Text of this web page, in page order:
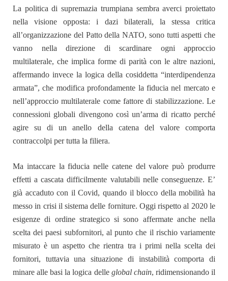
La politica di supremazia trumpiana sembra averci proiettato
nella visione opposta: i dazi bilaterali, la stessa critica
all’organizzazione del Patto della NATO, sono tutti aspetti che
vanno nella direzione di scardinare ogni approccio
multilaterale, che implica forme di parità con le altre nazioni,
affermando invece la logica della cosiddetta “interdipendenza
armata”, che modifica profondamente la fiducia nel mercato e
nell’approccio multilaterale come fattore di stabilizzazione. Le
connessioni globali divengono così un’arma di ricatto perché
agire su di un anello della catena del valore comporta
contraccolpi per tutta la filiera.
Ma intaccare la fiducia nelle catene del valore può produrre
effetti a cascata difficilmente valutabili nelle conseguenze. E’
già accaduto con il Covid, quando il blocco della mobilità ha
messo in crisi il sistema delle forniture. Oggi rispetto al 2020 le
esigenze di ordine strategico si sono affermate anche nella
scelta dei paesi subfornitori, al punto che il rischio variamente
misurato è un aspetto che rientra tra i primi nella scelta dei
fornitori, tuttavia una situazione di instabilità comporta di
minare alle basi la logica delle global chain, ridimensionando il